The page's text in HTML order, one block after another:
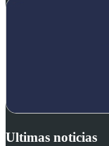
Ultimas noticias